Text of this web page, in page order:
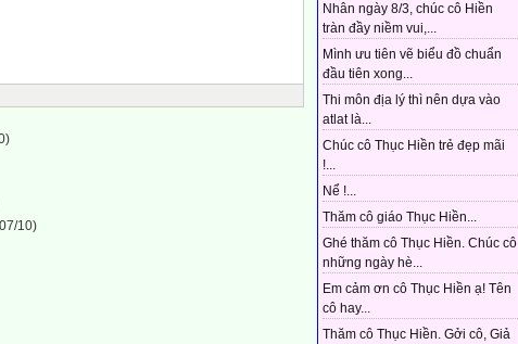
Nhân ngày 8/3, chúc cô Hiền
tràn đầy niềm vui,...
Mình ưu tiên vẽ biểu đồ chuẩn
đầu tiên xong...
Thi môn địa lý thì nên dựa vào
atlat là...
Chúc cô Thục Hiền trẻ đẹp mãi
!...
Nể !...
Thăm cô giáo Thục Hiền...
Ghé thăm cô Thục Hiền. Chúc cô
những ngày hè...
Em cảm ơn cô Thục Hiền ạ! Tên
cô hay...
Thăm cô Thục Hiền. Gởi cô, Giả
10)